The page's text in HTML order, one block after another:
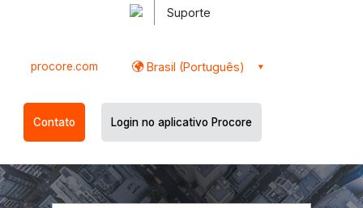
Suporte
procore.com Brasil (Português)
Contato Login no aplicativo Procore